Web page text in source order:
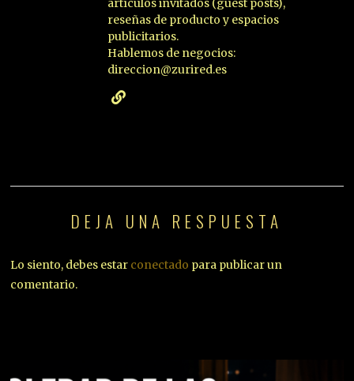
artículos invitados (guest posts),
reseñas de producto y espacios
publicitarios.
Hablemos de negocios:
direccion@zurired.es
DEJA UNA RESPUESTA
Lo siento, debes estar conectado para publicar un
comentario.